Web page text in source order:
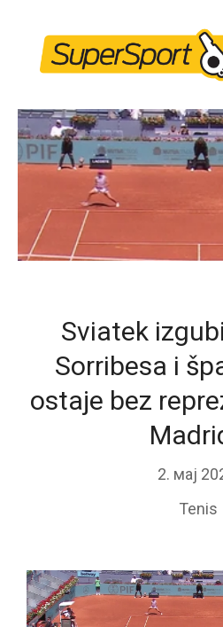
content
Sviatek
Sorribesa i
ostaje bez
2. мај
Tenis